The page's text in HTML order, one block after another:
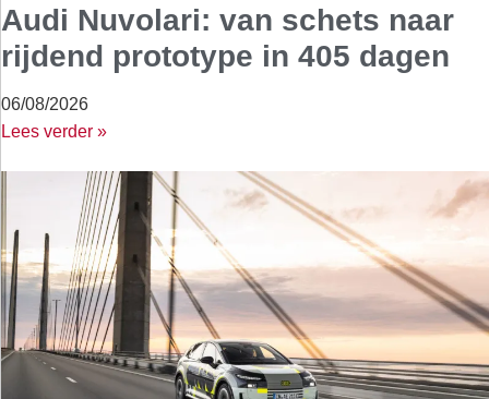
Audi Nuvolari: van schets naar
rijdend prototype in 405 dagen
06/08/2026
Lees verder »